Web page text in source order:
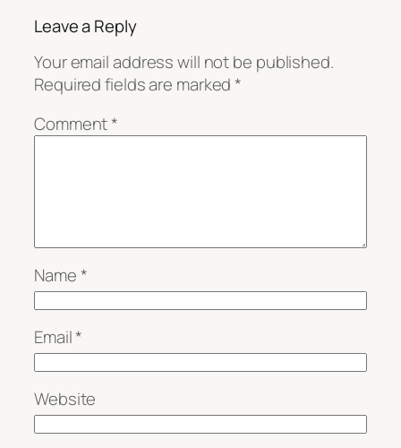
Leave a Reply
Your email address will not be published.
Required fields are marked*
Comment*
Name*
Email*
Website